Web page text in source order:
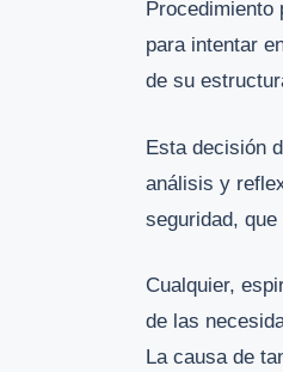
Procedimiento
para intentar
de su
Esta decisión
análisis y
seguridad,
Cualquier,
de las
La causa de